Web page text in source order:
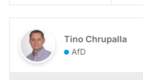
Tino Chrupalla
AfD